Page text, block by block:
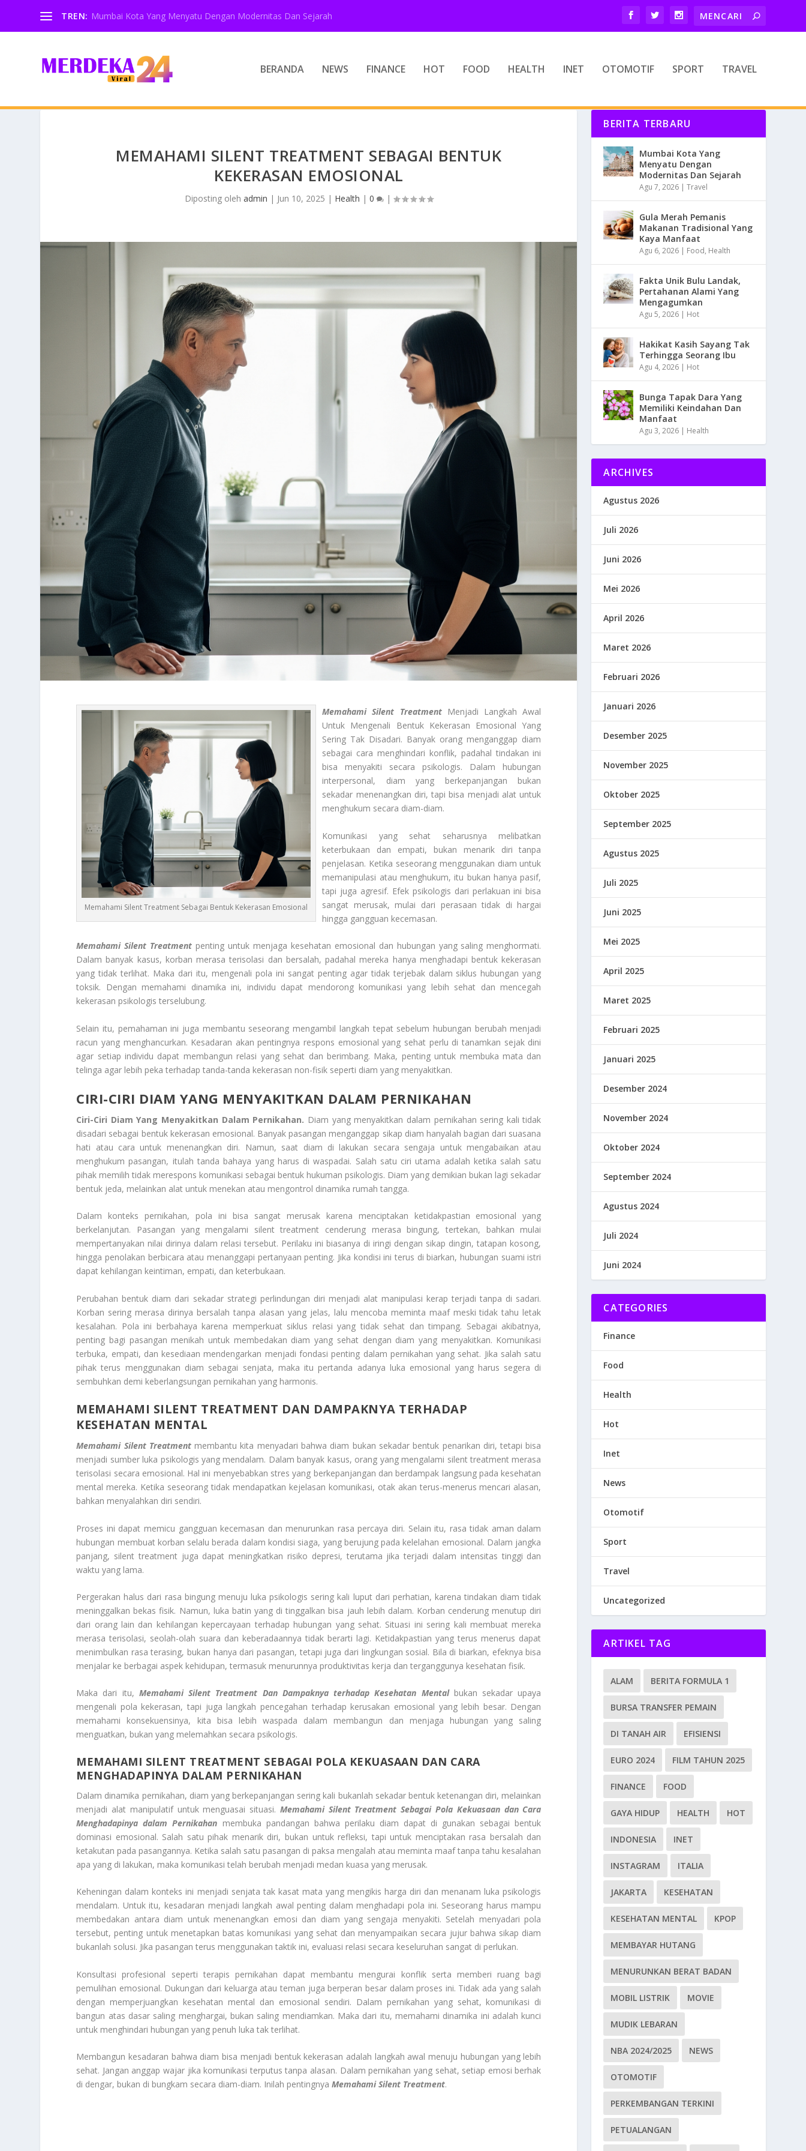
TREN: Mumbai Kota Yang Menyatu Dengan Modernitas Dan Sejarah
BERANDA NEWS FINANCE HOT FOOD HEALTH INET OTOMOTIF SPORT TRAVEL
MEMAHAMI SILENT TREATMENT SEBAGAI BENTUK
KEKERASAN EMOSIONAL
Diposting oleh admin | Jun 10, 2025 | Health | 0 |
Memahami Silent Treatment Sebagai Bentuk Kekerasan Emosional
Memahami Silent TreatmentMenjadi Langkah Awal
Untuk Mengenali Bentuk Kekerasan Emosional Yang
Sering Tak Disadari. Banyak orang menganggap diam
sebagai cara menghindari konflik, padahal tindakan ini
bisa menyakiti secara psikologis. Dalam hubungan
interpersonal, diam yang berkepanjangan bukan
sekadar menenangkan diri, tapi bisa menjadi alat untuk
menghukum secara diam-diam.
Komunikasi yang sehat seharusnya melibatkan
keterbukaan dan empati, bukan menarik diri tanpa
penjelasan. Ketika seseorang menggunakan diam untuk
memanipulasi atau menghukum, itu bukan hanya pasif,
tapi juga agresif. Efek psikologis dari perlakuan ini bisa
sangat merusak, mulai dari perasaan tidak di hargai
hingga gangguan kecemasan.
Memahami Silent Treatment penting untuk menjaga kesehatan emosional dan hubungan yang saling menghormati.
Dalam banyak kasus, korban merasa terisolasi dan bersalah, padahal mereka hanya menghadapi bentuk kekerasan
yang tidak terlihat. Maka dari itu, mengenali pola ini sangat penting agar tidak terjebak dalam siklus hubungan yang
toksik. Dengan memahami dinamika ini, individu dapat mendorong komunikasi yang lebih sehat dan mencegah
kekerasan psikologis terselubung.
Selain itu, pemahaman ini juga membantu seseorang mengambil langkah tepat sebelum hubungan berubah menjadi
racun yang menghancurkan. Kesadaran akan pentingnya respons emosional yang sehat perlu di tanamkan sejak dini
agar setiap individu dapat membangun relasi yang sehat dan berimbang. Maka, penting untuk membuka mata dan
telinga agar lebih peka terhadap tanda-tanda kekerasan non-fisik seperti diam yang menyakitkan.
CIRI-CIRI DIAM YANG MENYAKITKAN DALAM PERNIKAHAN
Ciri-Ciri Diam Yang Menyakitkan Dalam Pernikahan. Diam yang menyakitkan dalam pernikahan sering kali tidak
disadari sebagai bentuk kekerasan emosional. Banyak pasangan menganggap sikap diam hanyalah bagian dari suasana
hati atau cara untuk menenangkan diri. Namun, saat diam di lakukan secara sengaja untuk mengabaikan atau
menghukum pasangan, itulah tanda bahaya yang harus di waspadai. Salah satu ciri utama adalah ketika salah satu
pihak memilih tidak merespons komunikasi sebagai bentuk hukuman psikologis. Diam yang demikian bukan lagi sekadar
bentuk jeda, melainkan alat untuk menekan atau mengontrol dinamika rumah tangga.
Dalam konteks pernikahan, pola ini bisa sangat merusak karena menciptakan ketidakpastian emosional yang
berkelanjutan. Pasangan yang mengalami silent treatment cenderung merasa bingung, tertekan, bahkan mulai
mempertanyakan nilai dirinya dalam relasi tersebut. Perilaku ini biasanya di iringi dengan sikap dingin, tatapan kosong,
hingga penolakan berbicara atau menanggapi pertanyaan penting. Jika kondisi ini terus di biarkan, hubungan suami istri
dapat kehilangan keintiman, empati, dan keterbukaan.
Perubahan bentuk diam dari sekadar strategi perlindungan diri menjadi alat manipulasi kerap terjadi tanpa di sadari.
Korban sering merasa dirinya bersalah tanpa alasan yang jelas, lalu mencoba meminta maaf meski tidak tahu letak
kesalahan. Pola ini berbahaya karena memperkuat siklus relasi yang tidak sehat dan timpang. Sebagai akibatnya,
penting bagi pasangan menikah untuk membedakan diam yang sehat dengan diam yang menyakitkan. Komunikasi
terbuka, empati, dan kesediaan mendengarkan menjadi fondasi penting dalam pernikahan yang sehat. Jika salah satu
pihak terus menggunakan diam sebagai senjata, maka itu pertanda adanya luka emosional yang harus segera di
sembuhkan demi keberlangsungan pernikahan yang harmonis.
MEMAHAMI SILENT TREATMENT DAN DAMPAKNYA TERHADAP
KESEHATAN MENTAL
Memahami Silent Treatment membantu kita menyadari bahwa diam bukan sekadar bentuk penarikan diri, tetapi bisa
menjadi sumber luka psikologis yang mendalam. Dalam banyak kasus, orang yang mengalami silent treatment merasa
terisolasi secara emosional. Hal ini menyebabkan stres yang berkepanjangan dan berdampak langsung pada kesehatan
mental mereka. Ketika seseorang tidak mendapatkan kejelasan komunikasi, otak akan terus-menerus mencari alasan,
bahkan menyalahkan diri sendiri.
Proses ini dapat memicu gangguan kecemasan dan menurunkan rasa percaya diri. Selain itu, rasa tidak aman dalam
hubungan membuat korban selalu berada dalam kondisi siaga, yang berujung pada kelelahan emosional. Dalam jangka
panjang, silent treatment juga dapat meningkatkan risiko depresi, terutama jika terjadi dalam intensitas tinggi dan
waktu yang lama.
Pergerakan halus dari rasa bingung menuju luka psikologis sering kali luput dari perhatian, karena tindakan diam tidak
meninggalkan bekas fisik. Namun, luka batin yang di tinggalkan bisa jauh lebih dalam. Korban cenderung menutup diri
dari orang lain dan kehilangan kepercayaan terhadap hubungan yang sehat. Situasi ini sering kali membuat mereka
merasa terisolasi, seolah-olah suara dan keberadaannya tidak berarti lagi. Ketidakpastian yang terus menerus dapat
menimbulkan rasa terasing, bukan hanya dari pasangan, tetapi juga dari lingkungan sosial. Bila di biarkan, efeknya bisa
menjalar ke berbagai aspek kehidupan, termasuk menurunnya produktivitas kerja dan terganggunya kesehatan fisik.
Maka dari itu, Memahami Silent Treatment Dan Dampaknya terhadap Kesehatan Mentalbukan sekadar upaya
mengenali pola kekerasan, tapi juga langkah pencegahan terhadap kerusakan emosional yang lebih besar. Dengan
memahami konsekuensinya, kita bisa lebih waspada dalam membangun dan menjaga hubungan yang saling
menguatkan, bukan yang melemahkan secara psikologis.
MEMAHAMI SILENT TREATMENT SEBAGAI POLA KEKUASAAN DAN CARA
MENGHADAPINYA DALAM PERNIKAHAN
Dalam dinamika pernikahan, diam yang berkepanjangan sering kali bukanlah sekadar bentuk ketenangan diri, melainkan
menjadi alat manipulatif untuk menguasai situasi. Memahami Silent Treatment Sebagai Pola Kekuasaan dan Cara
Menghadapinya dalam Pernikahan membuka pandangan bahwa perilaku diam dapat di gunakan sebagai bentuk
dominasi emosional. Salah satu pihak menarik diri, bukan untuk refleksi, tapi untuk menciptakan rasa bersalah dan
ketakutan pada pasangannya. Ketika salah satu pasangan di paksa mengalah atau meminta maaf tanpa tahu kesalahan
apa yang di lakukan, maka komunikasi telah berubah menjadi medan kuasa yang merusak.
Keheningan dalam konteks ini menjadi senjata tak kasat mata yang mengikis harga diri dan menanam luka psikologis
mendalam. Untuk itu, kesadaran menjadi langkah awal penting dalam menghadapi pola ini. Seseorang harus mampu
membedakan antara diam untuk menenangkan emosi dan diam yang sengaja menyakiti. Setelah menyadari pola
tersebut, penting untuk menetapkan batas komunikasi yang sehat dan menyampaikan secara jujur bahwa sikap diam
bukanlah solusi. Jika pasangan terus menggunakan taktik ini, evaluasi relasi secara keseluruhan sangat di perlukan.
Konsultasi profesional seperti terapis pernikahan dapat membantu mengurai konflik serta memberi ruang bagi
pemulihan emosional. Dukungan dari keluarga atau teman juga berperan besar dalam proses ini. Tidak ada yang salah
dengan memperjuangkan kesehatan mental dan emosional sendiri. Dalam pernikahan yang sehat, komunikasi di
bangun atas dasar saling menghargai, bukan saling mendiamkan. Maka dari itu, memahami dinamika ini adalah kunci
untuk menghindari hubungan yang penuh luka tak terlihat.
Membangun kesadaran bahwa diam bisa menjadi bentuk kekerasan adalah langkah awal menuju hubungan yang lebih
sehat. Jangan anggap wajar jika komunikasi terputus tanpa alasan. Dalam pernikahan yang sehat, setiap emosi berhak
di dengar, bukan di bungkam secara diam-diam. Inilah pentingnyaMemahami Silent Treatment.
BERITA TERBARU
Mumbai Kota Yang
Menyatu Dengan
Modernitas Dan Sejarah
Agu 7, 2026 |Travel
Gula Merah Pemanis
Makanan Tradisional Yang
Kaya Manfaat
Agu 6, 2026 | Food, Health
Fakta Unik Bulu Landak,
Pertahanan Alami Yang
Mengagumkan
Agu 5, 2026 | Hot
Hakikat Kasih Sayang Tak
Terhingga Seorang Ibu
Agu 4, 2026 | Hot
Bunga Tapak Dara Yang
Memiliki Keindahan Dan
Manfaat
Agu 3, 2026 | Health
ARCHIVES
Agustus 2026
Juli 2026
Juni 2026
Mei 2026
April 2026
Maret 2026
Februari 2026
Januari 2026
Desember 2025
November 2025
Oktober 2025
September 2025
Agustus 2025
Juli 2025
Juni 2025
Mei 2025
April 2025
Maret 2025
Februari 2025
Januari 2025
Desember 2024
November 2024
Oktober 2024
September 2024
Agustus 2024
Juli 2024
Juni 2024
CATEGORIES
Finance
Food
Health
Hot
Inet
News
Otomotif
Sport
Travel
Uncategorized
ARTIKEL TAG
ALAM BERITA FORMULA 1
BURSA TRANSFER PEMAIN
DI TANAH AIR EFISIENSI
EURO 2024 FILM TAHUN 2025
FINANCE FOOD
GAYA HIDUP HEALTH HOT
INDONESIA INET
INSTAGRAM ITALIA
JAKARTA KESEHATAN
KESEHATAN MENTAL KPOP
MEMBAYAR HUTANG
MENURUNKAN BERAT BADAN
MOBIL LISTRIK MOVIE
MUDIK LEBARAN
NBA 2024/2025 NEWS
OTOMOTIF
PERKEMBANGAN TERKINI
PETUALANGAN